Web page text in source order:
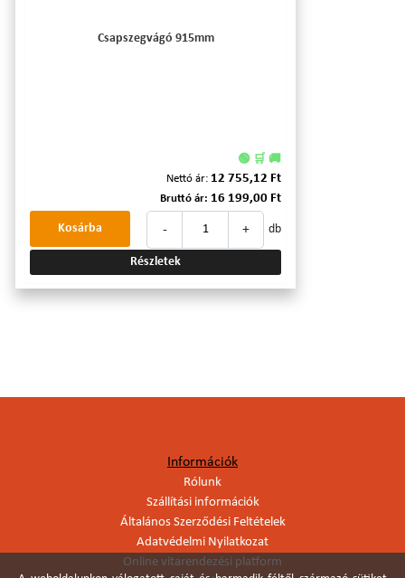
Csapszegvágó 915mm
🟢 🛒 🚚
Nettó ár: 12 755,12 Ft
Bruttó ár: 16 199,00 Ft
- + db
Kosárba
Részletek
Információk
Rólunk
Szállítási információk
Általános Szerződési Feltételek
Adatvédelmi Nyilatkozat
Online vitarendezési platform